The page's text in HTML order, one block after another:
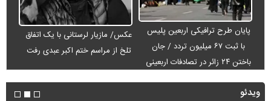
پایان طرح ترافیکی اربعین پلیس
با ثبت ۶۷ میلیون تردد / جان
باختن ۲۴ زائر در تصادفات اربعینی
عکس/ مازیار لرستانی با یک اتفاق
تلخ از مراسم ختم اکبر عبدی رفت
ویدئو